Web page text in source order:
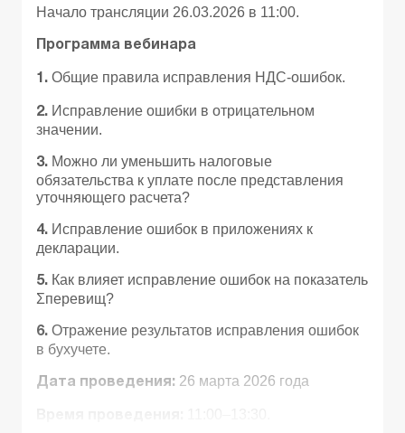
Начало трансляции 26.03.2026 в 11:00.
Программа вебинара
1. Общие правила исправления НДС-ошибок.
2. Исправление ошибки в отрицательном
значении.
3. Можно ли уменьшить налоговые
обязательства к уплате после представления
уточняющего расчета?
4. Исправление ошибок в приложениях к
декларации.
5. Как влияет исправление ошибок на показатель
Σперевищ?
6. Отражение результатов исправления ошибок
в бухучете.
Дата проведения: 26 марта 2026 года